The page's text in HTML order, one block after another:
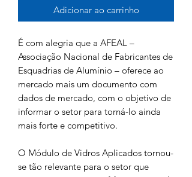
Adicionar ao carrinho
É com alegria que a AFEAL –
Associação Nacional de Fabricantes de
Esquadrias de Alumínio – oferece ao
mercado mais um documento com
dados de mercado, com o objetivo de
informar o setor para torná-lo ainda
mais forte e competitivo.
O Módulo de Vidros Aplicados tornou-
se tão relevante para o setor que